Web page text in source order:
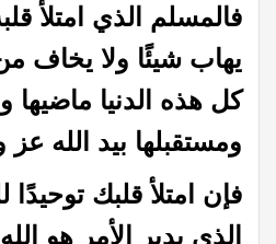
فالمسلم الذي امتلأ
يهاب شيئًا ولا يخاف
كل هذه الدنيا ماضيها
ومستقبلها بيد الله
فإن امتلأ قلبك توحيدًا
الذي يدبر الأمر هو